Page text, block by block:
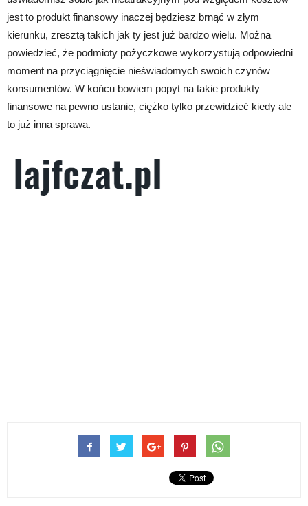
jest to produkt finansowy inaczej będziesz brnąć w złym
kierunku, zresztą takich jak ty jest już bardzo wielu. Można
powiedzieć, że podmioty pożyczkowe wykorzystują odpowiedni
moment na przyciągnięcie nieświadomych swoich czynów
konsumentów. W końcu bowiem popyt na takie produkty
finansowe na pewno ustanie, ciężko tylko przewidzieć kiedy ale
to już inna sprawa.